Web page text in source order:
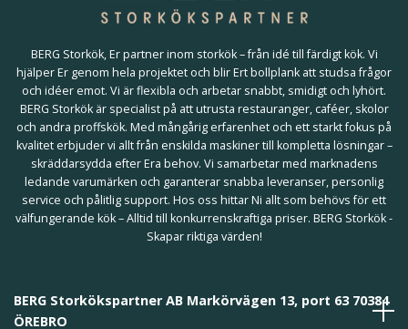
BERG Storkök, Er partner inom storkök – från idé till färdigt kök. Vi
hjälper Er genom hela projektet och blir Ert bollplank att studsa frågor
och idéer emot. Vi är flexibla och arbetar snabbt, smidigt och lyhört.
BERG Storkök är specialist på att utrusta restauranger, caféer, skolor
och andra proffskök. Med mångårig erfarenhet och ett starkt fokus på
kvalitet erbjuder vi allt från enskilda maskiner till kompletta lösningar –
skräddarsydda efter Era behov. Vi samarbetar med marknadens
ledande varumärken och garanterar snabba leveranser, personlig
service och pålitlig support. Hos oss hittar Ni allt som behövs för ett
välfungerande kök – Alltid till konkurrenskraftiga priser. BERG Storkök -
Skapar riktiga värden!
BERG Storkökspartner AB Markörvägen 13, port 63 70384
ÖREBRO